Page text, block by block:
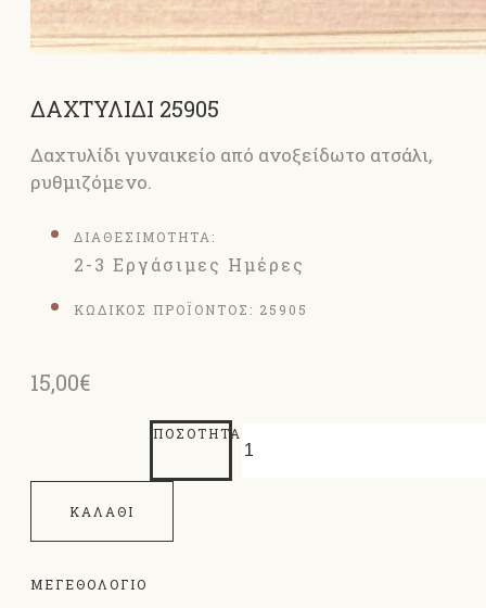
ΔΑΧΤΥΛΙΔΙ 25905
Δαχτυλίδι γυναικείο από ανοξείδωτο ατσάλι,
ρυθμιζόμενο.
ΔΙΑΘΕΣΙΜΟΤΗΤΑ:
2-3 Εργάσιμες Ημέρες
ΚΩΔΙΚΟΣ ΠΡΟΪΟΝΤΟΣ: 25905
15,00€
ΠΟΣΌΤΗΤΑ
ΚΑΛΆΘΙ
ΜΕΓΕΘΟΛΌΓΙΟ